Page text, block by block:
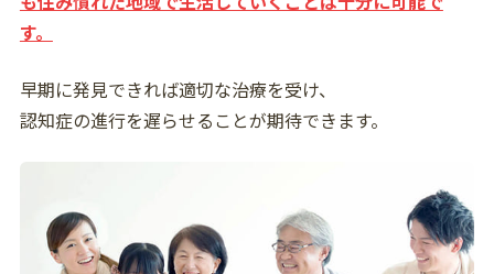
す。
早期に発見できれば適切な治療を受け、
認知症の進行を遅らせることが期待できます。